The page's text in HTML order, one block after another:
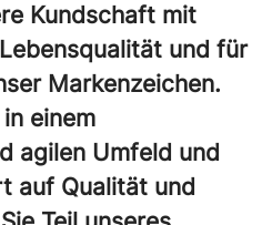
Kundschaft mit
und für
Markenzeichen.
einem
agilen Umfeld und
auf Qualität und